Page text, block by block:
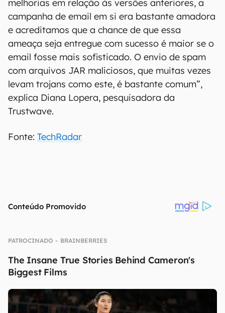
melhorias em relação às versões anteriores, a
campanha de email em si era bastante amadora
e acreditamos que a chance de que essa
ameaça seja entregue com sucesso é maior se o
email fosse mais sofisticado. O envio de spam
com arquivos JAR maliciosos, que muitas vezes
levam trojans como este, é bastante comum”,
explica Diana Lopera, pesquisadora da
Trustwave.
Fonte: TechRadar